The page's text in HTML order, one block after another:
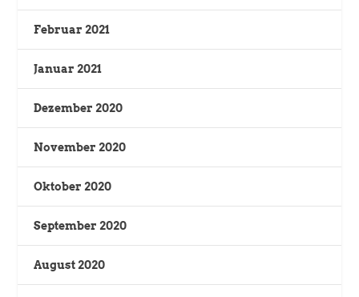
Februar 2021
Januar 2021
Dezember 2020
November 2020
Oktober 2020
September 2020
August 2020